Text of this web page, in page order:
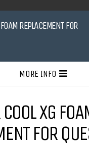
REPLACEMENT FOR
MORE INFO
XG
FOR